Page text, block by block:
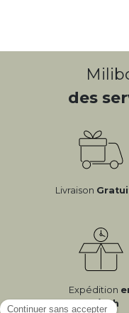
des
Livraison
Expédition
24/72h